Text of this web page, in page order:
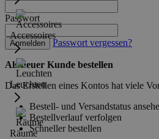
Accessoires
Leuchten
Räume
Passwort
Anmelden Passwort vergessen?
Als neuer Kunde bestellen
Das Erstellen eines Kontos hat viele
Bestell- und Versandstatus
Bestellverlauf verfolgen
Schneller bestellen